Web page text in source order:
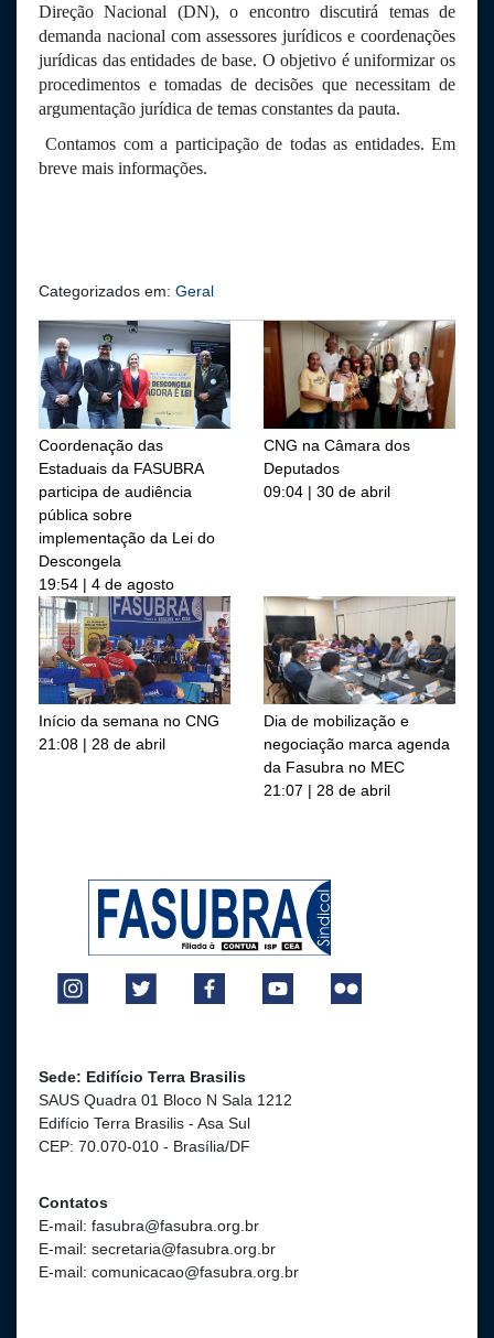
Direção Nacional (DN), o encontro discutirá temas de
demanda nacional com assessores jurídicos e coordenações
jurídicas das entidades de base. O objetivo é uniformizar os
procedimentos e tomadas de decisões que necessitam de
argumentação jurídica de temas constantes da pauta.
Contamos com a participação de todas as entidades. Em
breve mais informações.
Categorizados em: Geral
Coordenação das
Estaduais da FASUBRA
participa de audiência
pública sobre
implementação da Lei do
Descongela
19:54 | 4 de agosto
CNG na Câmara dos
Deputados
09:04 | 30 de abril
Início da semana no CNG
21:08 | 28 de abril
Dia de mobilização e
negociação marca agenda
da Fasubra no MEC
21:07 | 28 de abril
Sede: Edifício Terra Brasilis
SAUS Quadra 01 Bloco N Sala 1212
Edifício Terra Brasilis - Asa Sul
CEP: 70.070-010 - Brasília/DF
Contatos
E-mail: fasubra@fasubra.org.br
E-mail: secretaria@fasubra.org.br
E-mail: comunicacao@fasubra.org.br